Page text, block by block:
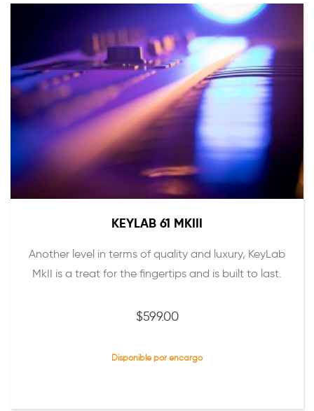
KEYLAB 61 MKIII
Another level in terms of quality and luxury, KeyLab
MkII is a treat for the fingertips and is built to last.
$599.00
Disponible por encargo